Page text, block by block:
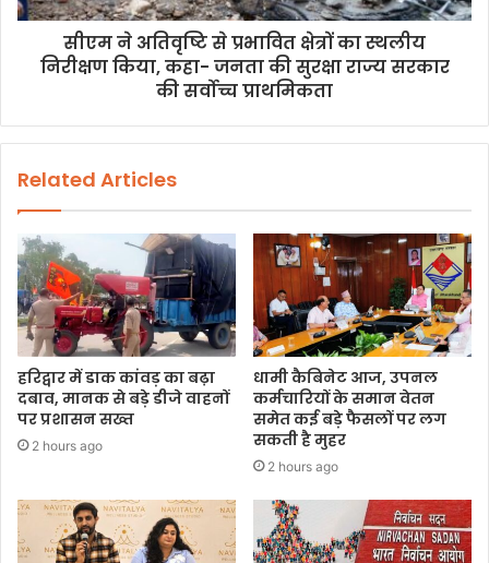
सीएम ने अतिवृष्टि से प्रभावित क्षेत्रों का स्थलीय
निरीक्षण किया, कहा- जनता की सुरक्षा राज्य सरकार
की सर्वोच्च प्राथमिकता
Related Articles
हरिद्वार में डाक कांवड़ का बढ़ा
दबाव, मानक से बड़े डीजे वाहनों
पर प्रशासन सख्त
2 hours ago
धामी कैबिनेट आज, उपनल
कर्मचारियों के समान वेतन
समेत कई बड़े फैसलों पर लग
सकती है मुहर
2 hours ago